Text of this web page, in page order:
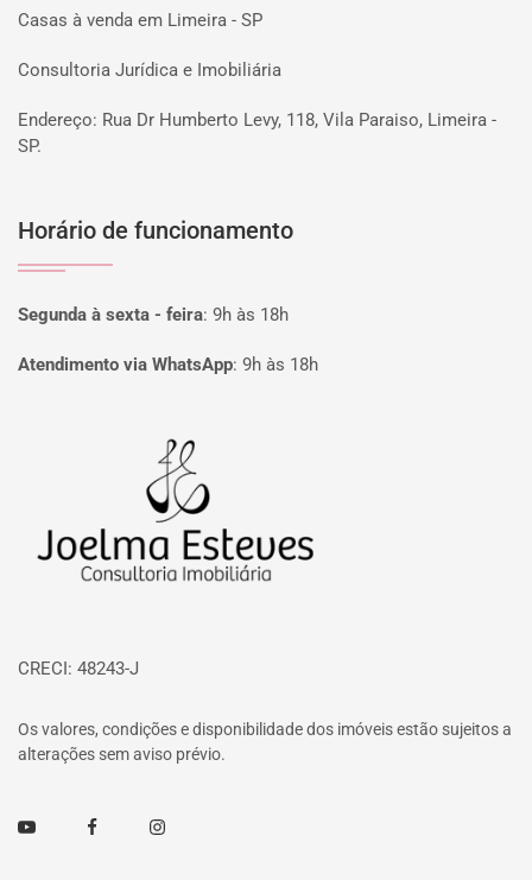
Casas à venda em Limeira - SP
Consultoria Jurídica e Imobiliária
Endereço: Rua Dr Humberto Levy, 118, Vila Paraiso, Limeira -
SP.
Horário de funcionamento
Segunda à sexta - feira: 9h às 18h
Atendimento via WhatsApp: 9h às 18h
CRECI: 48243-J
Os valores, condições e disponibilidade dos imóveis estão sujeitos a
alterações sem aviso prévio.
Youtube FacebookInstagram